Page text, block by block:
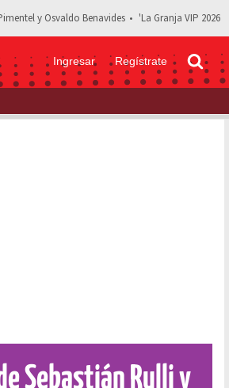
y Osvaldo Benavides 'La Granja VIP 2026
Ingresar Regístrate
Conoce a Santiago, el hijo de Sebastián
Sebastián Rulli y